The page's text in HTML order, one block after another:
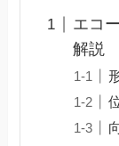
エコ
解説